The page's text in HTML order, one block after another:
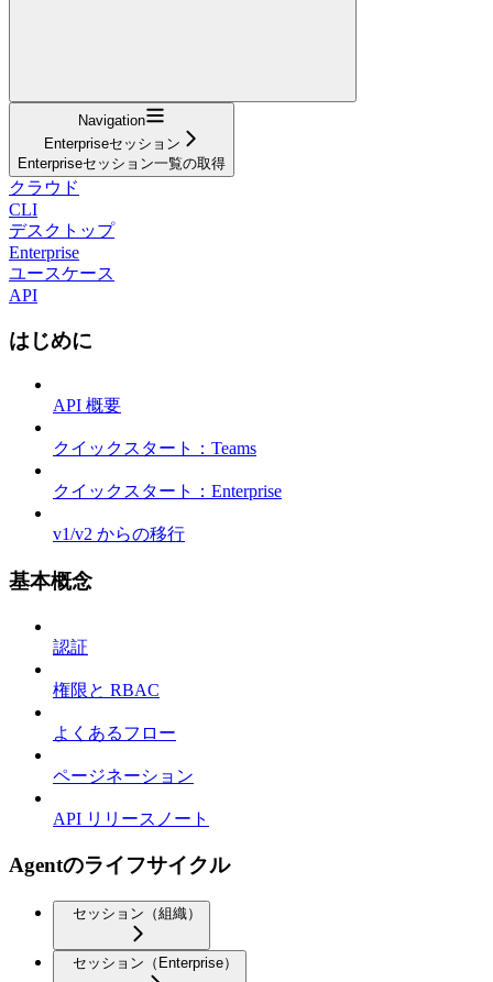
Navigation
Enterpriseセッション
Enterpriseセッション一覧の取得
クラウド
CLI
デスクトップ
Enterprise
ユースケース
API
はじめに
API 概要
クイックスタート：Teams
クイックスタート：Enterprise
v1/v2 からの移行
基本概念
認証
権限と RBAC
よくあるフロー
ページネーション
API リリースノート
Agentのライフサイクル
セッション（組織）
セッション（Enterprise）